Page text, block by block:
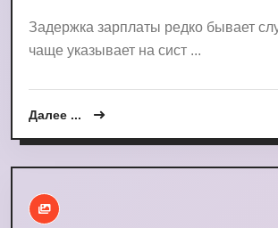
Задержка зарплаты редко бывает
чаще указывает на сист ...
Далее ...